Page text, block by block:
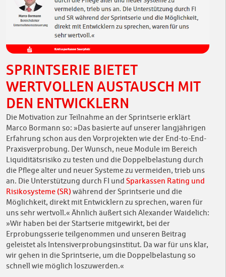
SPRINTSERIE BIETET
WERTVOLLEN AUSTAUSCH MIT
DEN ENTWICKLERN
Die Motivation zur Teilnahme an der Sprintserie erklärt
Marco Bormann so: »Das basierte auf unserer langjährigen
Erfahrung schon aus den Vorprojekten wie der End-to-End-
Praxisverprobung. Der Wunsch, neue Module im Bereich
Liquiditätsrisiko zu testen und die Doppelbelastung durch
die Pflege alter und neuer Systeme zu vermeiden, trieb uns
an. Die Unterstützung durch FI und Sparkassen Rating und
Risikosysteme (SR) während der Sprintserie und die
Möglichkeit, direkt mit Entwicklern zu sprechen, waren für
uns sehr wertvoll.« Ähnlich äußert sich Alexander Waidelich:
»Wir haben bei der Startserie mitgewirkt, bei der
Erprobungsserie teilgenommen und unseren Beitrag
geleistet als Intensiverprobungsinstitut. Da war für uns klar,
wir gehen in die Sprintserie, um die Doppelbelastung so
schnell wie möglich loszuwerden.«